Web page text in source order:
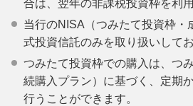
合は、翌年の非課税投資枠を利用
当行のNISA（つみたて投資枠・
式投資信託のみを取り扱いしてお
つみたて投資枠での購入は、つ
続購入プラン）に基づく、定期
行うことができます。